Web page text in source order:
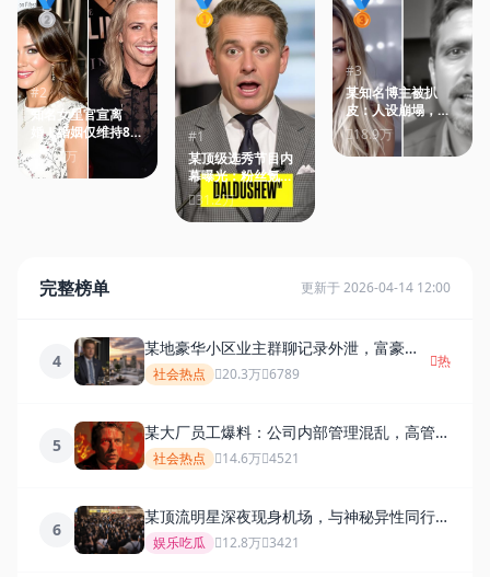
🥈
#2
知名女星官宣离
婚！婚姻仅维持8个
月，双方发文各执
一词
25.7万
🥇
#1
某顶级选秀节目内
幕曝光：粉丝氪金
数据造假成行业潜
规则
31.2万
🥉
#3
某知名博主被扒
皮：人设崩塌，多
年谎言一朝揭穿
18.9万
完整榜单 更新于 2026-04-14 12:00
4
某地豪华小区业主群聊记录外泄，富豪圈
日常令人咋舌
社会热点 20.3万 6789
热
5
某大厂员工爆料：公司内部管理混乱，高管集
体套现离场
社会热点 14.6万 4521
6
某顶流明星深夜现身机场，与神秘异性同行引
发热议
娱乐吃瓜 12.8万 3421